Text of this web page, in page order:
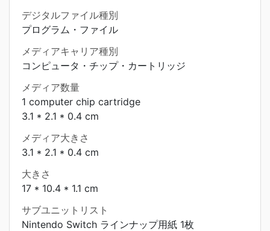
デジタルファイル種別
プログラム・ファイル
メディアキャリア種別
コンピュータ・チップ・カートリッジ
メディア数量
1 computer chip cartridge
3.1 * 2.1 * 0.4 cm
メディア大きさ
3.1 * 2.1 * 0.4 cm
大きさ
17 * 10.4 * 1.1 cm
サブユニットリスト
Nintendo Switch ラインナップ用紙 1枚